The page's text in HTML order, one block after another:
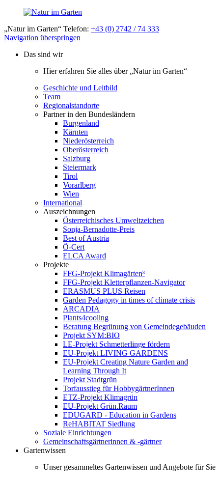
„Natur im Garten“ Telefon: +43 (0) 2742 / 74 333
Navigation überspringen
Das sind wir
Hier erfahren Sie alles über „Natur im Garten“
Geschichte und Leitbild
Team
Regionalstandorte
Partner in den Bundesländern
Burgenland
Kärnten
Niederösterreich
Oberösterreich
Salzburg
Steiermark
Tirol
Vorarlberg
Wien
International
Auszeichnungen
Österreichisches Umweltzeichen
Sonja-Bernadotte-Preis
Best of Austria
Ö-Cert
ELCA Award
Projekte
FFG-Projekt Klimagärten³
FFG-Projekt Kletterpflanzen-Navigator
ERASMUS PLUS Reisen
Garden Pedagogy in times of climate crisis
ARCADIA
Plants4cooling
Beratung Begrünung von Gemeindegebäuden
Projekt SYM:BIO
LE-Projekt Schmetterlinge fördern
EU-Projekt LIVING GARDENS
EU-Projekt Creating Nature Garden and
Learning Through It
Projekt Stadtgrün
Torfausstieg für HobbygärtnerInnen
ETZ-Projekt Klimagrün
EU-Projekt Grün.Raum
EDUGARD - Education in Gardens
ReHABITAT Siedlung
Soziale Einrichtungen
Gemeinschaftsgärtnerinnen & -gärtner
Gartenwissen
Unser gesammeltes Gartenwissen und Angebote für Sie